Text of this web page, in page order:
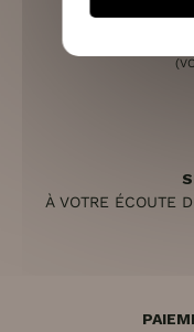
À VOTRE ÉCOUTE